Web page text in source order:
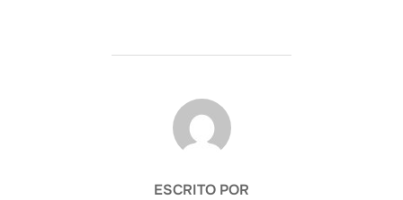
AUTOR DE LA ENTRADA
ESCRITO POR